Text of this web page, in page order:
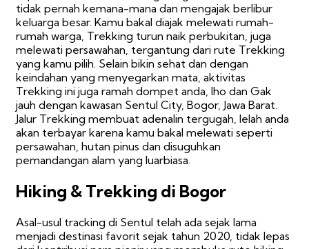
tidak pernah kemana-mana dan mengajak berlibur
keluarga besar. Kamu bakal diajak melewati rumah-
rumah warga, Trekking turun naik perbukitan, juga
melewati persawahan, tergantung dari rute Trekking
yang kamu pilih. Selain bikin sehat dan dengan
keindahan yang menyegarkan mata, aktivitas
Trekking ini juga ramah dompet anda, lho dan Gak
jauh dengan kawasan Sentul City, Bogor, Jawa Barat.
Jalur Trekking membuat adenalin tergugah, lelah anda
akan terbayar karena kamu bakal melewati seperti
persawahan, hutan pinus dan disuguhkan
pemandangan alam yang luarbiasa.
Hiking & Trekking di Bogor
Asal-usul tracking di Sentul telah ada sejak lama
menjadi destinasi favorit sejak tahun 2020, tidak lepas